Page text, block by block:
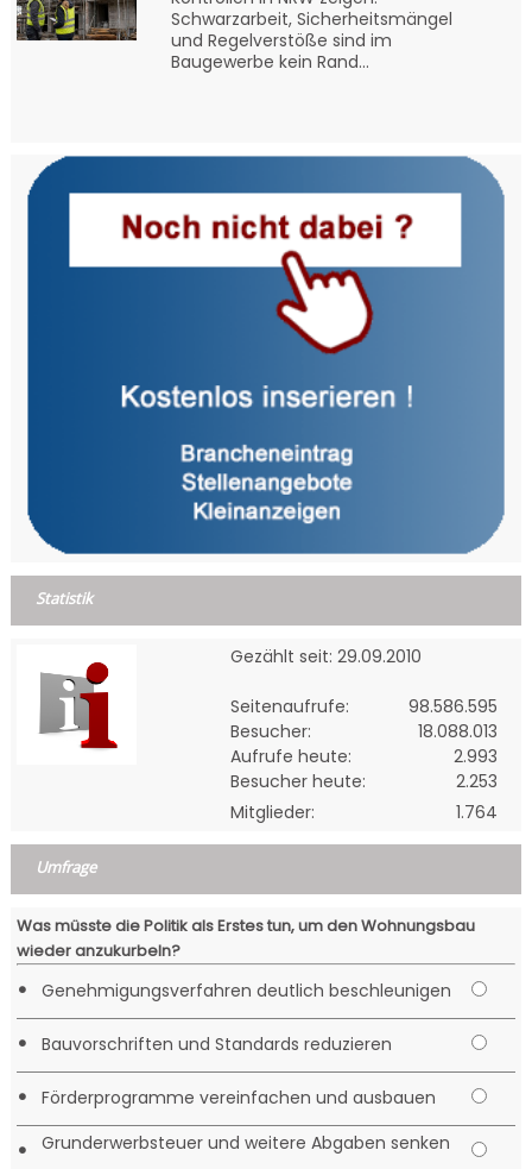
Schwarzarbeit, Sicherheitsmängel
und Regelverstöße sind im
Baugewerbe kein Rand...
Statistik
Gezählt seit: 29.09.2010
Seitenaufrufe:
98.586.595
Besucher:
18.088.013
Aufrufe heute:
2.993
Besucher heute:
2.253
Mitglieder:
1.764
Umfrage
Was müsste die Politik als Erstes tun, um den Wohnungsbau
wieder anzukurbeln?
• Genehmigungsverfahren deutlich beschleunigen
• Bauvorschriften und Standards reduzieren
• Förderprogramme vereinfachen und ausbauen
• Grunderwerbsteuer und weitere Abgaben senken